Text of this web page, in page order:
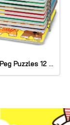
ชั้นเก็บเรียง Peg Puzzles 12 แผ่น Wire Puzzle-Storage Rack รุ่น 1018 ยี่ห้อ Melissa & Doug (นำเข้า USA)